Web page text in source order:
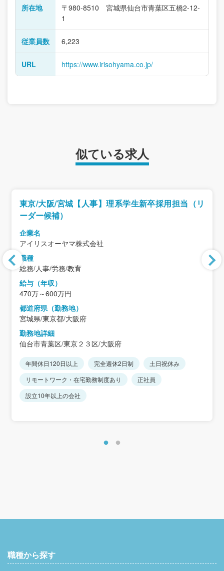
所在地
〒980-8510 宮城県仙台市青葉区五橋2-12-
1
従業員数 6,223
URL https://www.irisohyama.co.jp/
似ている求人
東京/大阪/宮城【人事】理系学生新卒採用担当（リ
ーダー候補）
企業名
アイリスオーヤマ株式会社
職種
総務/人事/労務/教育
給与（年収）
470万～600万円
都道府県（勤務地）
宮城県/東京都/大阪府
勤務地詳細
仙台市青葉区/東京２３区/大阪府
年間休日120日以上 完全週休2日制
土日祝休み
リモートワーク・在宅勤務制度あり
正社員
設立10年以上の会社
職種から探す